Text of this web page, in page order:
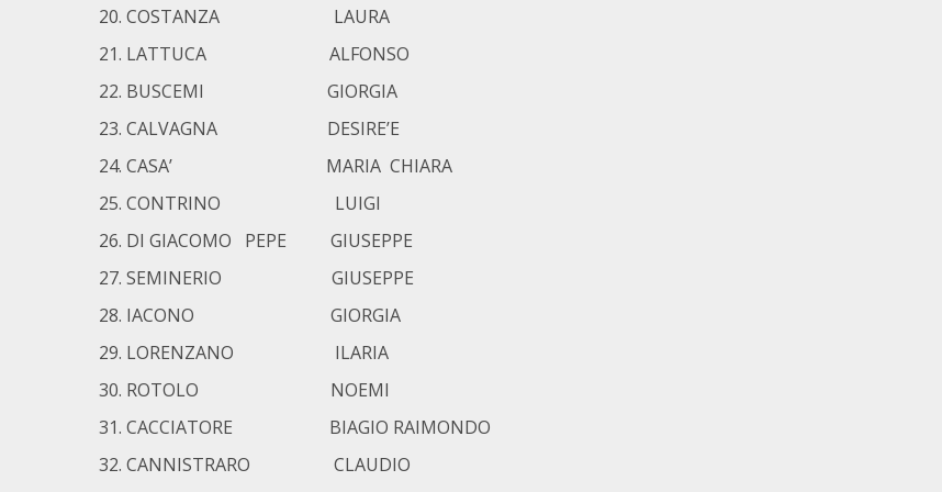
COSTANZA LAURA
LATTUCA ALFONSO
BUSCEMI GIORGIA
CALVAGNA DESIRE’E
CASA’ MARIA CHIARA
CONTRINO LUIGI
DI GIACOMO PEPE GIUSEPPE
SEMINERIO GIUSEPPE
IACONO GIORGIA
LORENZANO ILARIA
ROTOLO NOEMI
CACCIATORE BIAGIO RAIMONDO
CANNISTRARO CLAUDIO